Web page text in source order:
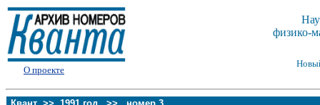
О проекте
физико-